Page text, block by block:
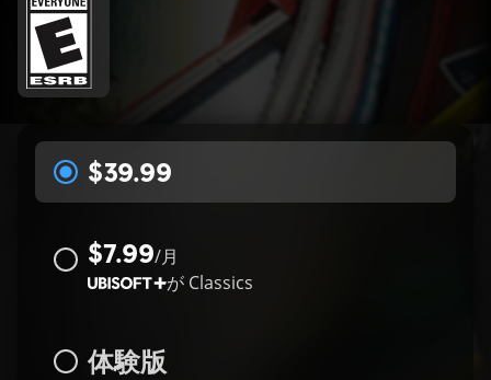
$39.99
$7.99/月
が Classics
体験版